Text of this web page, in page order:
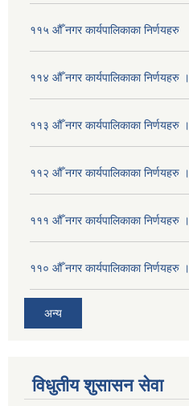
११५ औँ नगर कार्यपालिकाका निर्णयहरु
११४ औँ नगर कार्यपालिकाका निर्णयहरु ।
११३ औँ नगर कार्यपालिकाका निर्णयहरु ।
११२ औँ नगर कार्यपालिकाका निर्णयहरु ।
१११ औँ नगर कार्यपालिकाका निर्णयहरु ।
११० औँ नगर कार्यपालिकाका निर्णयहरु ।
अन्य
विधुतीय शुसासन सेवा